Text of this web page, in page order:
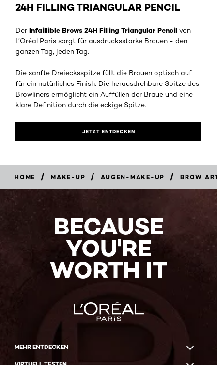
24H FILLING TRIANGULAR PENCIL
Der Infaillible Brows 24H Filling Triangular Pencil von
L’Oréal Paris sorgt für ausdrucksstarke Brauen - den
ganzen Tag, jeden Tag.
Die sanfte Dreiecksspitze füllt die Brauen optisch auf
für ein natürliches Finish. Die herausdrehbare Spitze des
Browliners ermöglicht ein Auffüllen der Braue und eine
klare Definition durch die eckige Spitze.
JETZT ENTDECKEN
HOME / MAKE-UP / AUGEN-MAKE-UP / BROW
BECAUSE
YOU'RE
WORTH IT
MEHR ENTDECKEN